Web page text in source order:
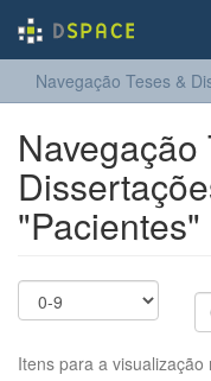
Navegação Teses &
Navegação
"Pacientes"
Itens para a